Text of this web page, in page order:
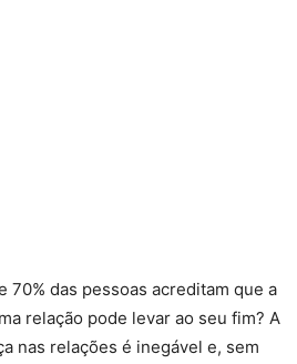
70% das pessoas acreditam que a
relação pode levar ao seu fim? A
nas relações é inegável e, sem